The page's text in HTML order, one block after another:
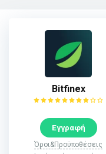
Bitfinex
Εγγραφή
Όροι&Προϋποθέσεις